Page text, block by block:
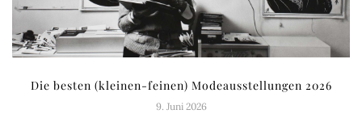
Die besten (kleinen-feinen) Modeausstellungen 2026
9. Juni 2026